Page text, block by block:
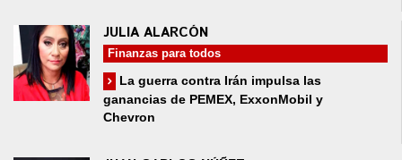
JULIA ALARCÓN
Finanzas para todos
La guerra contra Irán impulsa las
ganancias de PEMEX, ExxonMobil y
Chevron